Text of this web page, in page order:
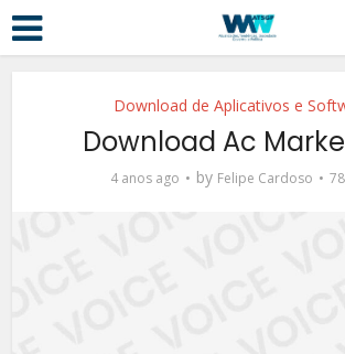
Download de Aplicativos e
Download Ac
4 anos ago by Felipe Cardoso